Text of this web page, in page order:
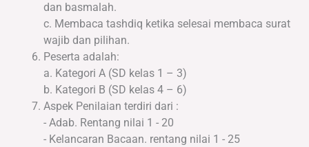
dan basmalah.
c. Membaca tashdiq ketika selesai membaca surat
wajib dan pilihan.
Peserta adalah:
a. Kategori A (SD kelas 1 – 3)
b. Kategori B (SD kelas 4 – 6)
Aspek Penilaian terdiri dari :
- Adab. Rentang nilai 1 - 20
- Kelancaran Bacaan. rentang nilai 1 - 25